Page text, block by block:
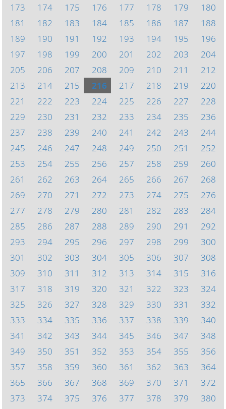
173
174 175 176 177 178 179
180
181
182 183 184 185 186 187
188
189
190 191 192 193 194 195
196
197
198 199 200 201 202 203
204
205
206 207 208 209 210 211
212
213
214 215 216 217 218 219
220
221
222 223 224 225 226 227
228
229
230 231 232 233 234 235
236
237
238 239 240 241 242 243
244
245
246 247 248 249 250 251
252
253
254 255 256 257 258 259
260
261
262 263 264 265 266 267
268
269
270 271 272 273 274 275
276
277
278 279 280 281 282 283
284
285
286 287 288 289 290 291
292
293
294 295 296 297 298 299
300
301
302 303 304 305 306 307
308
309
310 311 312 313 314 315
316
317
318 319 320 321 322 323
324
325
326 327 328 329 330 331
332
333
334 335 336 337 338 339
340
341
342 343 344 345 346 347
348
349
350 351 352 353 354 355
356
357
358 359 360 361 362 363
364
365
366 367 368 369 370 371
372
373
374 375 376 377 378 379
380